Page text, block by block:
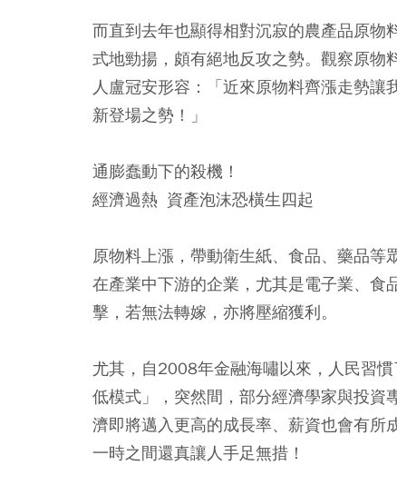
而直到去年也顯得相對沉寂的農產品原物
式地勁揚，頗有絕地反攻之勢。觀察原物
人盧冠安形容：「近來原物料齊漲走勢
新登場之勢！」
通膨蠢動下的殺機！
經濟過熱 資產泡沫恐橫生四起
原物料上漲，帶動衛生紙、食品、藥品
在產業中下游的企業，尤其是電子業、食
擊，若無法轉嫁，亦將壓縮獲利。
尤其，自2008年金融海嘯以來，人民習
低模式」，突然間，部分經濟學家與投資
濟即將邁入更高的成長率、薪資也會有所
一時之間還真讓人手足無措！